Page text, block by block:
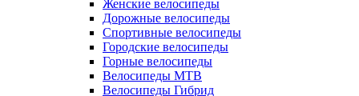
Женские велосипеды
Дорожные велосипеды
Спортивные велосипеды
Городские велосипеды
Горные велосипеды
Велосипеды MTB
Велосипеды Гибрид